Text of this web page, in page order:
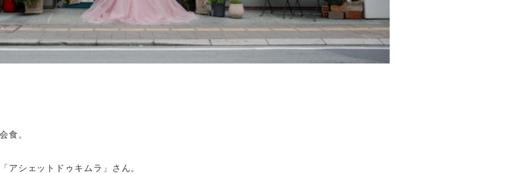
食。
アシェットドゥキムラ」さん。